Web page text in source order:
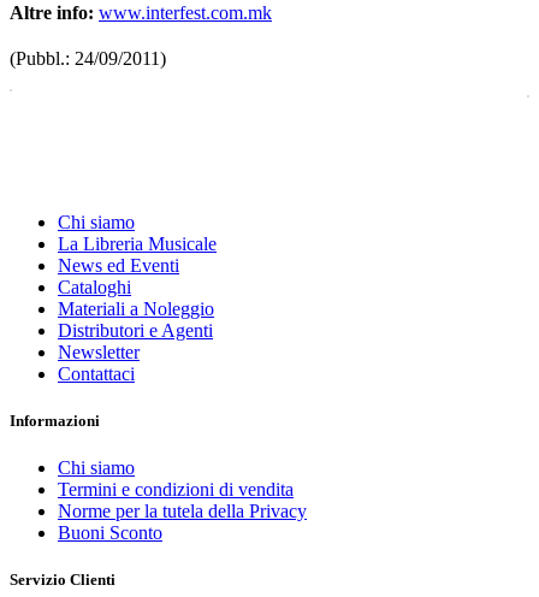
Altre info: www.interfest.com.mk
(Pubbl.: 24/09/2011)
Chi siamo
La Libreria Musicale
News ed Eventi
Cataloghi
Materiali a Noleggio
Distributori e Agenti
Newsletter
Contattaci
Informazioni
Chi siamo
Termini e condizioni di vendita
Norme per la tutela della Privacy
Buoni Sconto
Servizio Clienti